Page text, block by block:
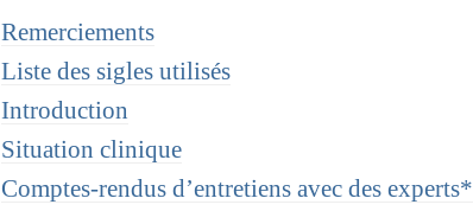
Remerciements
Liste des sigles utilisés
Introduction
Situation clinique
Comptes-rendus d’entretiens avec des experts*